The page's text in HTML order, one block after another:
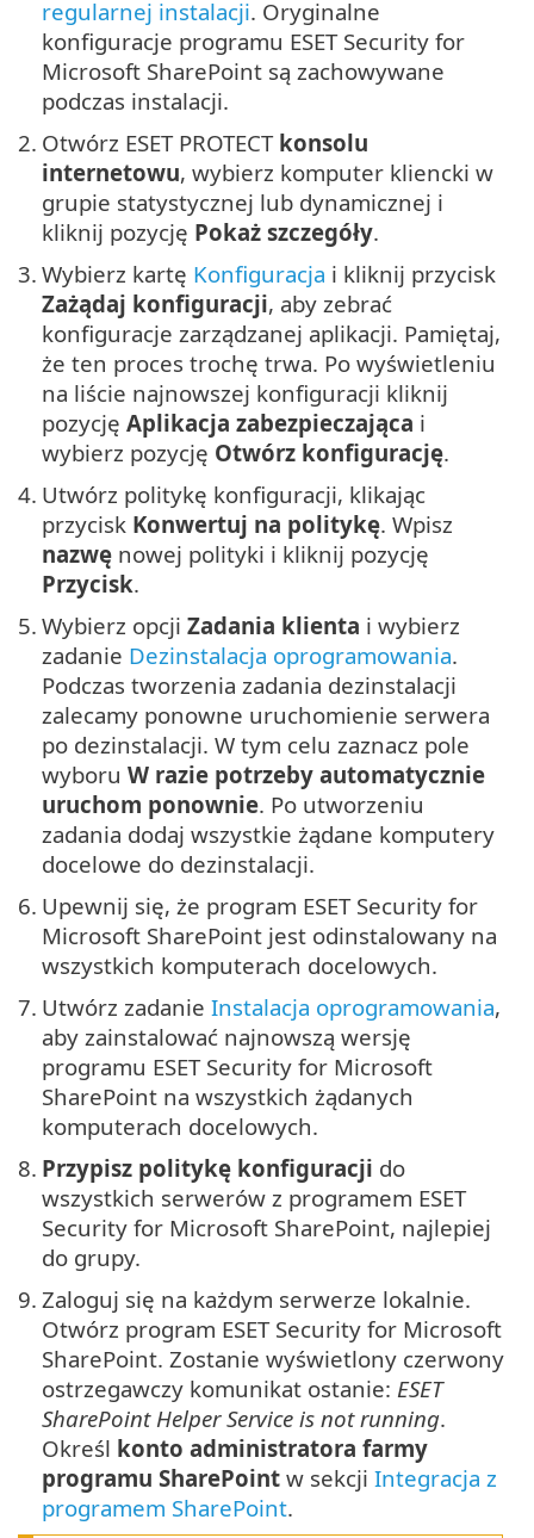
regularnej instalacji. Oryginalne
konfiguracje programu ESET Security for
Microsoft SharePoint są zachowywane
podczas instalacji.
2. Otwórz ESET PROTECT konsolu
internetowu, wybierz komputer kliencki w
grupie statystycznej lub dynamicznej i
kliknij pozycję Pokaż szczegóły.
3. Wybierz kartę Konfiguracja i kliknij przycisk
Zażądaj konfiguracji, aby zebrać
konfiguracje zarządzanej aplikacji. Pamiętaj,
że ten proces trochę trwa. Po wyświetleniu
na liście najnowszej konfiguracji kliknij
pozycję Aplikacja zabezpieczająca i
wybierz pozycję Otwórz konfigurację.
4. Utwórz politykę konfiguracji, klikając
przycisk Konwertuj na politykę. Wpisz
nazwę nowej polityki i kliknij pozycję
Przycisk.
5. Wybierz opcji Zadania klienta i wybierz
zadanie Dezinstalacja oprogramowania.
Podczas tworzenia zadania dezinstalacji
zalecamy ponowne uruchomienie serwera
po dezinstalacji. W tym celu zaznacz pole
wyboru W razie potrzeby automatycznie
uruchom ponownie. Po utworzeniu
zadania dodaj wszystkie żądane komputery
docelowe do dezinstalacji.
6. Upewnij się, że program ESET Security for
Microsoft SharePoint jest odinstalowany na
wszystkich komputerach docelowych.
7. Utwórz zadanie Instalacja oprogramowania,
aby zainstalować najnowszą wersję
programu ESET Security for Microsoft
SharePoint na wszystkich żądanych
komputerach docelowych.
8. Przypisz politykę konfiguracji do
wszystkich serwerów z programem ESET
Security for Microsoft SharePoint, najlepiej
do grupy.
9. Zaloguj się na każdym serwerze lokalnie.
Otwórz program ESET Security for Microsoft
SharePoint. Zostanie wyświetlony czerwony
ostrzegawczy komunikat ostanie: ESET
SharePoint Helper Service is not running.
Określ konto administratora farmy
programu SharePoint w sekcji Integracja z
programem SharePoint.